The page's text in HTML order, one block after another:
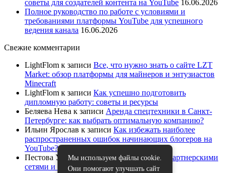
советы для создателей контента на YouTube 16.06.2026
Полное руководство по работе с условиями и
требованиями платформы YouTube для успешного
ведения канала 16.06.2026
Свежие комментарии
LightFlom к записи Все, что нужно знать о сайте LZT
Market: обзор платформы для майнеров и энтузиастов
Minecraft
LightFlom к записи Как успешно подготовить
дипломную работу: советы и ресурсы
Беляева Нева к записи Аренда спецтехники в Санкт-
Петербурге: как выбрать оптимальную компанию?
Ильин Ярослав к записи Как избежать наиболее
распространенных ошибок начинающих блогеров на
YouTube?
Пестова Устина к записиКак работать с партнерскими
сетями и спонсорами на YouTube
Мы используем файлы cookie.
Они помогают улучшать сайт